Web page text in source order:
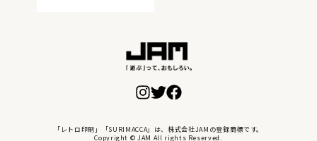
「レトロ印刷」「SURIMACCA」は、株式会社JAMの登録商標です。
Copyright © JAM All rights Reserved.